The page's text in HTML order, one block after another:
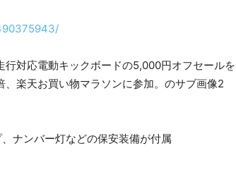
ナンバー灯などの保安装備が付属